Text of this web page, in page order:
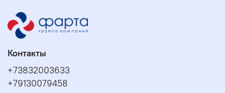
Контакты
+73832003633
+79130079458